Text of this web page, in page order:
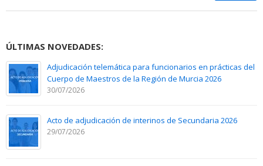
ÚLTIMAS NOVEDADES:
Adjudicación telemática para funcionarios en prácticas del
Cuerpo de Maestros de la Región de Murcia 2026
30/07/2026
Acto de adjudicación de interinos de Secundaria 2026
29/07/2026